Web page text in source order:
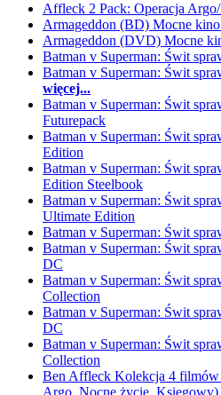
Affleck 2 Pack: Operacja
Armageddon (BD) Mocne
Armageddon (DVD) Mocne
Batman v Superman: Świt
Batman v Superman: Świt
więcej...
Batman v Superman: Świt
Futurepack
Batman v Superman: Świt
Edition
Batman v Superman: Świt
Edition Steelbook
Batman v Superman: Świt
Ultimate Edition
Batman v Superman: Świt
Batman v Superman: Świt
DC
Batman v Superman: Świt
Collection
Batman v Superman: Świt
DC
Batman v Superman: Świt
Collection
Ben Affleck Kolekcja 4
Argo, Nocne życie, Księgowy)